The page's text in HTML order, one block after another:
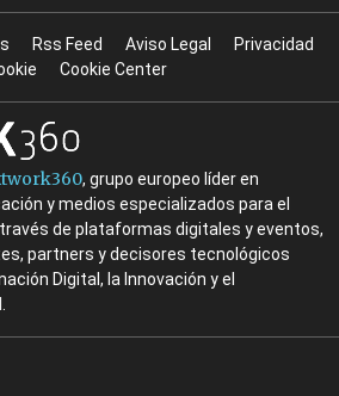
Rss Feed Aviso Legal
Privacidad
Cookie Center
, grupo europeo líder en
y medios especializados para el
de plataformas digitales y eventos,
partners y decisores tecnológicos
Digital, la Innovación y el